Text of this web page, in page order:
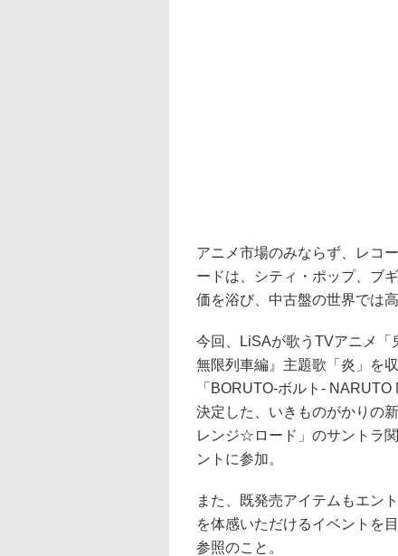
アニメ市場のみならず、レコ
ードは、シティ・ポップ、ブ
価を浴び、中古盤の世界では
今回、LiSAが歌うTVアニメ「
無限列車編』主題歌「炎」を
「BORUTO-ボルト-
決定した、いきものがかりの
レンジ☆ロード」のサントラ
ントに参加。
また、既発売アイテムもエン
を体感いただけるイベントを
参照のこと。